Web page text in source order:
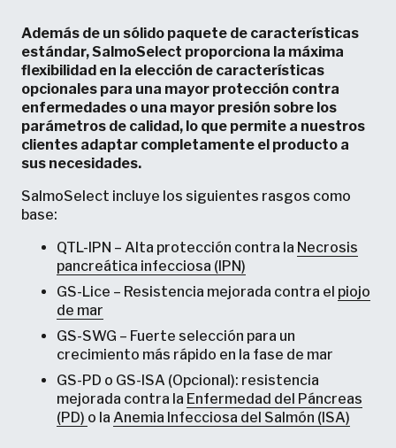
Además de un sólido paquete de características
estándar, SalmoSelect proporciona la máxima
flexibilidad en la elección de características
opcionales para una mayor protección contra
enfermedades o una mayor presión sobre los
parámetros de calidad, lo que permite a nuestros
clientes adaptar completamente el producto a
sus necesidades.
SalmoSelect incluye los siguientes rasgos como
base:
QTL-IPN – Alta protección contra la Necrosis
pancreática infecciosa (IPN)
GS-Lice – Resistencia mejorada contra el piojo
de mar
GS-SWG – Fuerte selección para un
crecimiento más rápido en la fase de mar
GS-PD o GS-ISA (Opcional): resistencia
mejorada contra la Enfermedad del Páncreas
(PD) o la Anemia Infecciosa del Salmón (ISA)